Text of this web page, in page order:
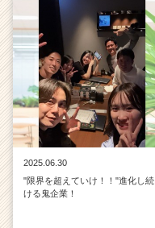
2025.06.30
"限界を超えていけ！！"進化し続
ける鬼企業！